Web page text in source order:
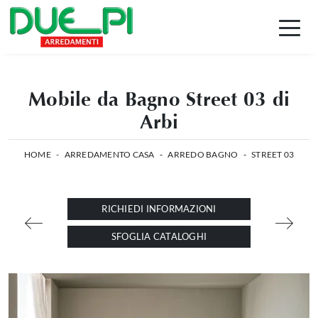
Mobile da Bagno Street 03 di
Arbi
HOME - ARREDAMENTO CASA - ARREDO BAGNO - STREET 03
RICHIEDI INFORMAZIONI
SFOGLIA CATALOGHI